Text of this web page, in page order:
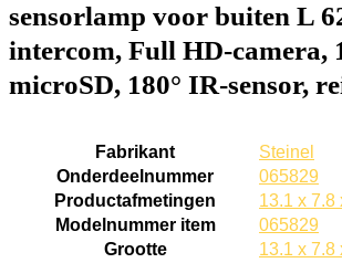
sensorlamp voor buiten L
intercom, Full HD-camera,
microSD, 180° IR-sensor,
Fabrikant
Steinel
Onderdeelnummer
065829
Productafmetingen
13.1 x 7.8
Modelnummer item
065829
Grootte
13.1 x 7.8